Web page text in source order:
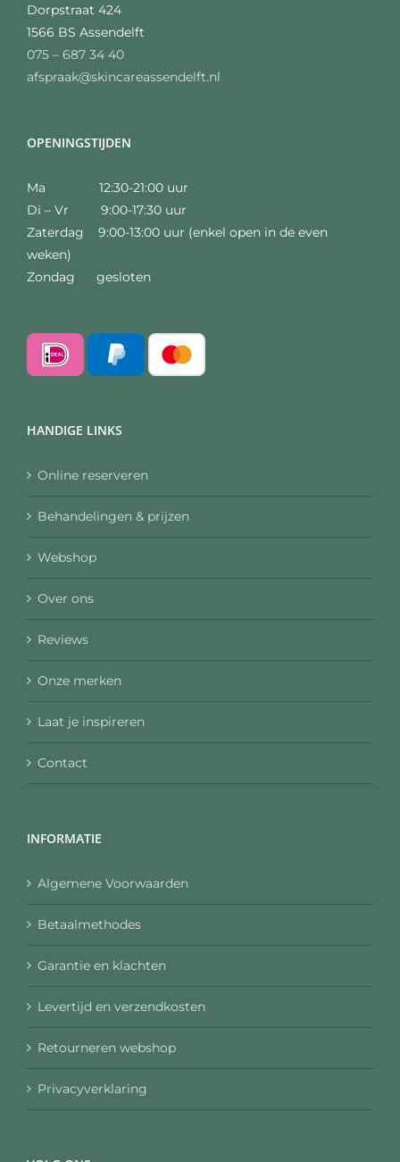
Dorpstraat 424
1566 BS Assendelft
075 – 687 34 40
afspraak@skincareassendelft.nl
OPENINGSTIJDEN
Ma 12:30-21:00 uur
Di – Vr 9:00-17:30 uur
Zaterdag 9:00-13:00 uur (enkel open in de even
weken)
Zondag gesloten
HANDIGE LINKS
Online reserveren
Behandelingen & prijzen
Webshop
Over ons
Reviews
Onze merken
Laat je inspireren
Contact
INFORMATIE
Algemene Voorwaarden
Betaalmethodes
Garantie en klachten
Levertijd en verzendkosten
Retourneren webshop
Privacyverklaring